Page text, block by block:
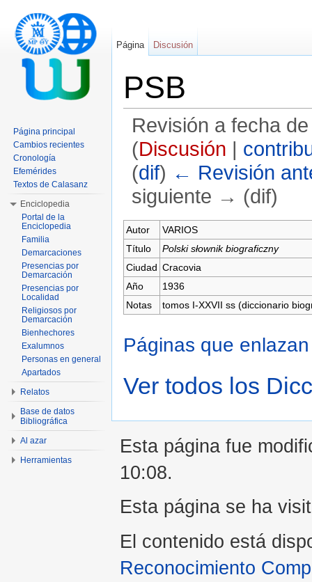
PSB
Revisión a fecha
(Discusión |
(dif) ← Revisión
siguiente → (dif)
Autor
VARIOS
Título
Polski słownik biograficzny
Ciudad Cracovia
Año
1936
Notas
tomos I-XXVII ss (diccionario
Páginas que
Ver todos los
Página Discusión
Página principal
Cambios recientes
Cronología
Efemérides
Textos de Calasanz
Enciclopedia
Portal de la
Enciclopedia
Familia
Demarcaciones
Presencias por
Demarcación
Presencias por
Localidad
Religiosos por
Demarcación
Bienhechores
Exalumnos
Personas en general
Apartados
Relatos
Base de datos
Bibliográfica
Al azar
Herramientas
Esta página fue
10:08.
Esta página se ha
El contenido está
Reconocimiento